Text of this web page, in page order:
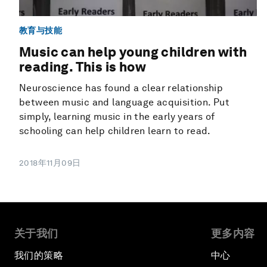
教育与技能
Music can help young children with
reading. This is how
Neuroscience has found a clear relationship
between music and language acquisition. Put
simply, learning music in the early years of
schooling can help children learn to read.
2018年11月09日
关于我们
我们的策略
更多内容
中心